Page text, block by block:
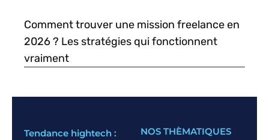
Comment trouver une mission freelance en
2026 ? Les stratégies qui fonctionnent
vraiment
Tendance hightech :
NOS THÈMATIQUES